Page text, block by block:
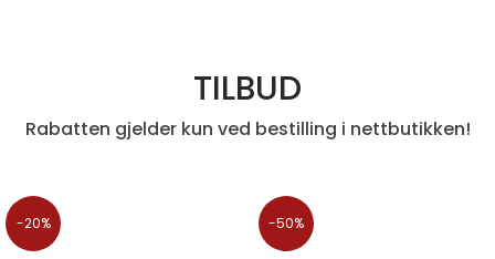
TILBUD
Rabatten gjelder kun ved bestilling i nettbutikken!
-20% -50%